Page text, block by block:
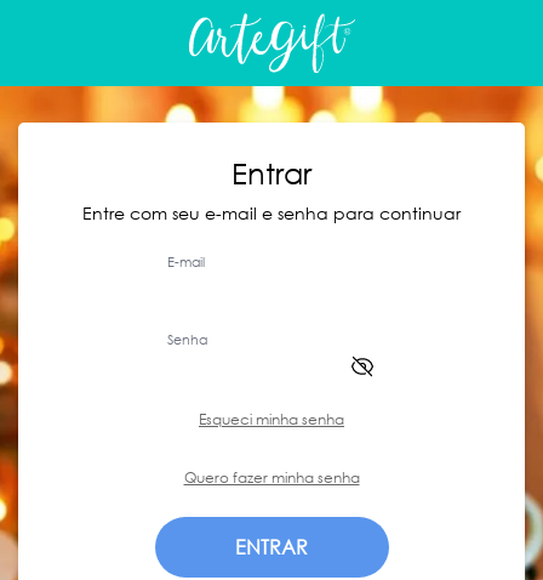
Entrar
Entre com seu e-mail e senha para continuar
E-mail
Senha
Esqueci minha senha
Quero fazer minha senha
ENTRAR